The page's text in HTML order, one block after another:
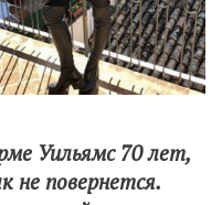
Уильямс 70 лет,
не повернется.